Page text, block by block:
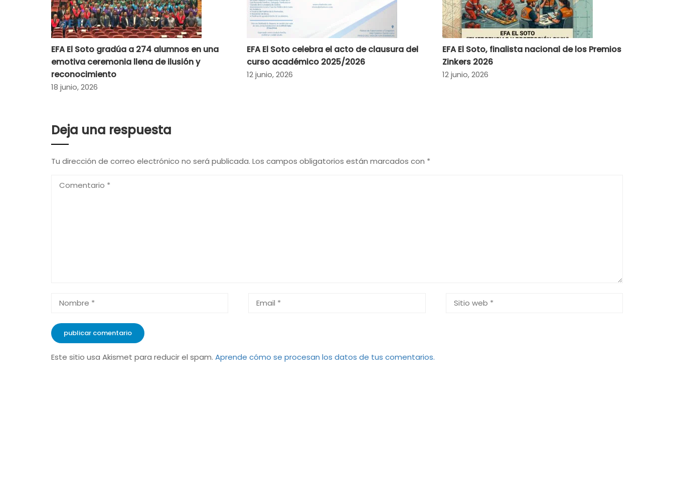
EFA El Soto gradúa a 274 alumnos en una
emotiva ceremonia llena de ilusión y
reconocimiento
18 junio, 2026
EFA El Soto celebra el acto de clausura del
curso académico 2025/2026
12 junio, 2026
EFA El Soto, finalista nacional de los Premios
Zinkers 2026
12 junio, 2026
Deja una respuesta
Tu dirección de correo electrónico no será publicada. Los campos obligatorios están marcados con *
Este sitio usa Akismet para reducir el spam. Aprende cómo se procesan los datos de tus comentarios.